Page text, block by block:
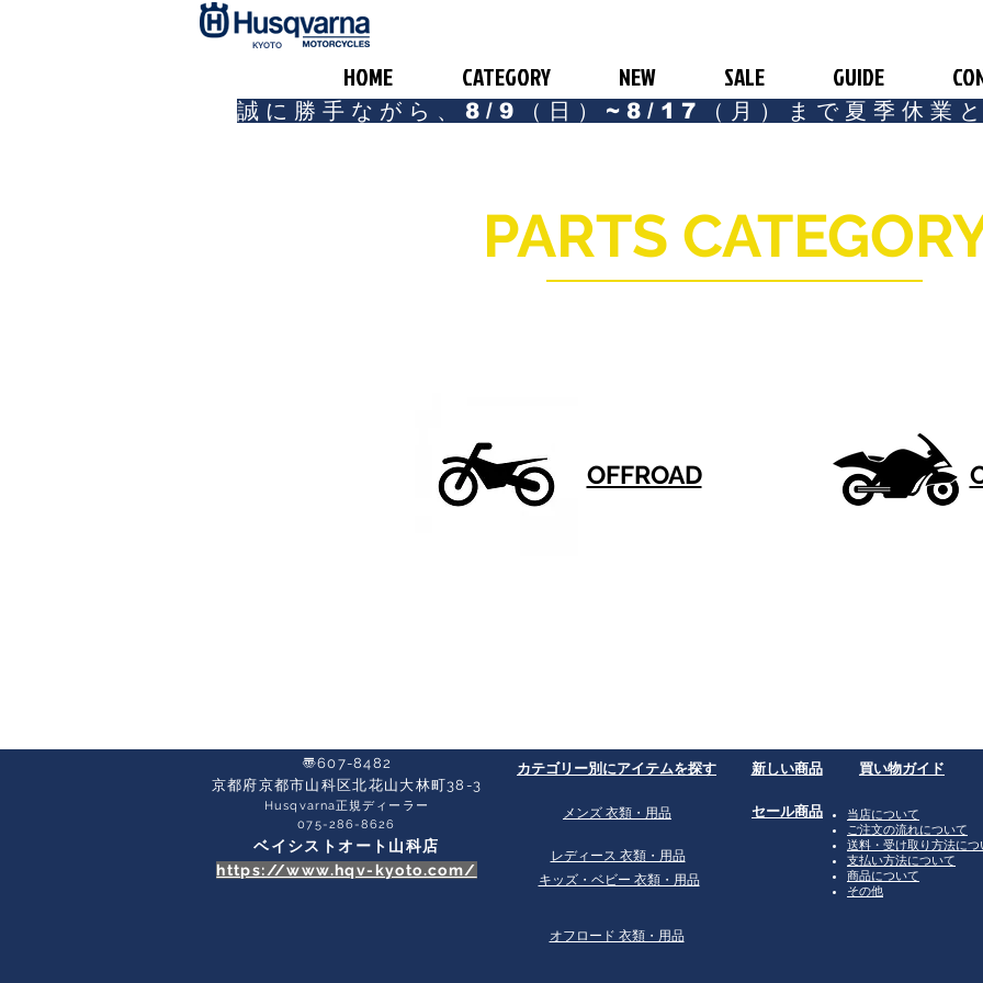
​KYOTO
HOME CATEGORY NEW SALE GUIDE
誠に勝手ながら、8/9（日）~8/17（月）まで夏季休業と
PARTS
OFFROAD
〠607-8482
京都府京都市山科区北花山大林町38-3​
Husqvarna正規ディーラー
​075-286-8626
ベイシストオート山科店
https://www.hqv-kyoto.com/
​カテゴリー別にアイテムを探す ​新しい商品
​メンズ 衣類・用品 ​セール商品
​レディース 衣類・用品
​キッズ・ベビー 衣類・用品
買い物ガイド
​当店について
ご注文の流れについて
送料・受け取り方法につ
支払い方法について
商品について
その他
オフロード 衣類・用品